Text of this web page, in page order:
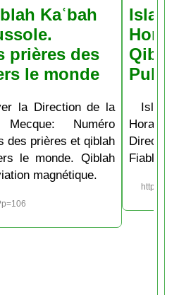
Kaʿbah
prières des
le monde
la Direction de la
Numéro
des prières et qiblah
le monde. Qiblah
magnétique.
Pubs
Fiable et
https://